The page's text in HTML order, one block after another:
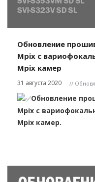
Обновление
Mpix с
Mpix камер
31 августа 2020 //
Обновление
Mpix с
Mpix камер.